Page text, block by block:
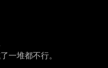
一堆都不行。